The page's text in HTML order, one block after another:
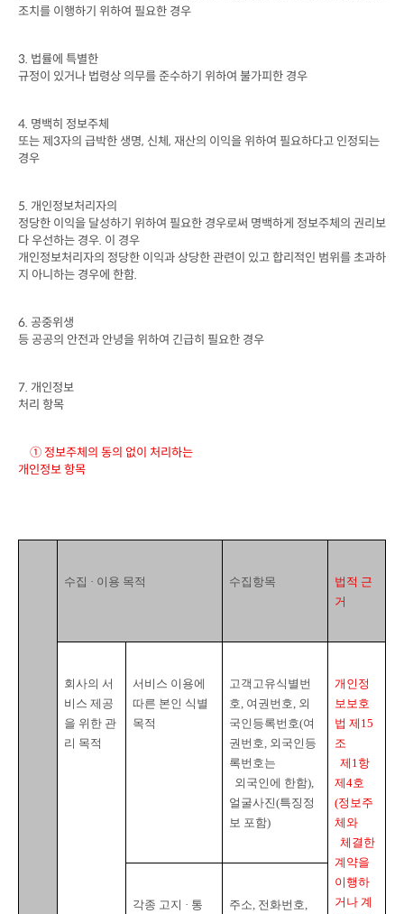
조치를 이행하기 위하여 필요한 경우
3. 법률에 특별한
규정이 있거나 법령상 의무를 준수하기 위하여 불가피한 경우
4. 명백히 정보주체
또는 제 3자의 급박한 생명, 신체, 재산의 이익을 위하여 필요하다고 인정되는
경우
5. 개인정보처리자의
정당한 이익을 달성하기 위하여 필요한 경우로써 명백하게 정보주체의 권리보
다 우선하는 경우. 이 경우
개인정보처리자의 정당한 이익과 상당한 관련이 있고 합리적인 범위를 초과하
지 아니하는 경우에 한함.
6. 공중위생
등 공공의 안전과 안녕을 위하여 긴급히 필요한 경우
7. 개인정보
처리 항목
① 정보주체의 동의 없이 처리하는
개인정보 항목
수집 · 이용 목적 수집항목
법적 근
거
회사의 서
비스 제공
을 위한 관
리 목적
서비스 이용에
따른 본인 식별
목적
고객고유식별번
호, 여권번호, 외
국인등록번호(여
권번호, 외국인등
록번호는
  외국인에 한함
얼굴사진(특징정
보 포함)
개인정
보보호
법 제 15
조
  제
1항
제4호
(정보주
체와
  체결한
계약을
이행하
거나 계
각종 고지 · 통
주소, 전화번호,